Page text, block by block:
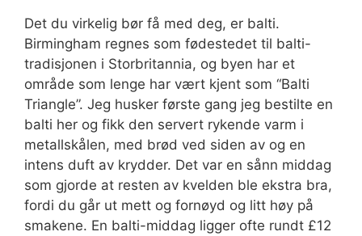
Det du virkelig bør få med deg, er balti.
Birmingham regnes som fødestedet til balti-
tradisjonen i Storbritannia, og byen har et
område som lenge har vært kjent som “Balti
Triangle”. Jeg husker første gang jeg bestilte en
balti her og fikk den servert rykende varm i
metallskålen, med brød ved siden av og en
intens duft av krydder. Det var en sånn middag
som gjorde at resten av kvelden ble ekstra bra,
fordi du går ut mett og fornøyd og litt høy på
smakene. En balti-middag ligger ofte rundt £12